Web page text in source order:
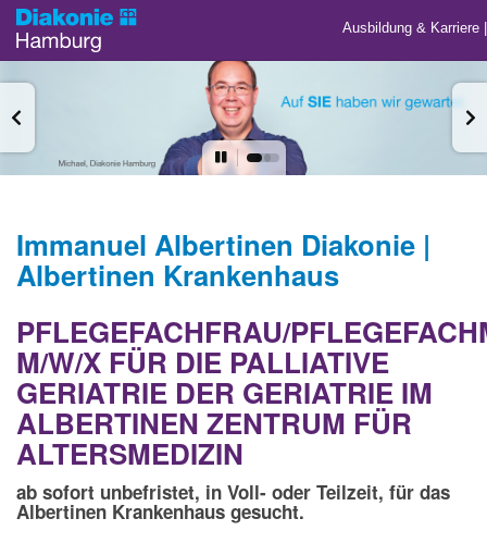
Ausbildung & Karriere
Immanuel Albertinen Diakonie |
Albertinen Krankenhaus
PFLEGEFACHFRAU/
M/W/X FÜR DIE PALLIATIVE
GERIATRIE DER GERIATRIE IM
ALBERTINEN ZENTRUM FÜR
ALTERSMEDIZIN
ab sofort unbefristet, in Voll- oder Teilzeit, für das
Albertinen Krankenhaus gesucht.